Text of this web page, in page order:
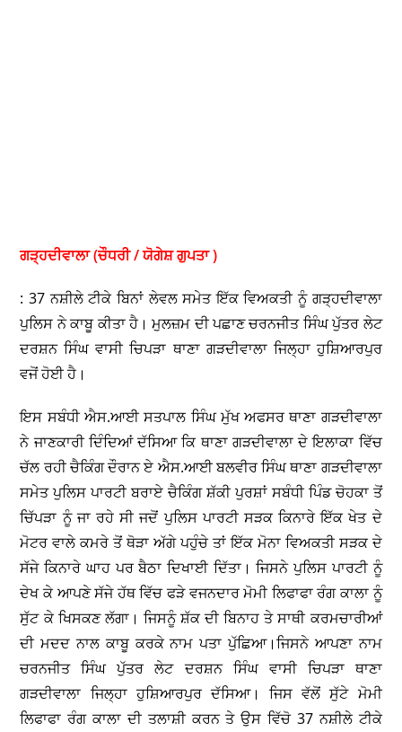
ਗੜ੍ਹਦੀਵਾਲਾ (ਚੌਧਰੀ / ਯੋਗੇਸ਼ ਗੁਪਤਾ )
: 37 ਨਸ਼ੀਲੇ ਟੀਕੇ ਬਿਨਾਂ ਲੇਵਲ ਸਮੇਤ ਇੱਕ ਵਿਅਕਤੀ ਨੂੰ ਗੜ੍ਹਦੀਵਾਲਾ
ਪੁਲਿਸ ਨੇ ਕਾਬੂ ਕੀਤਾ ਹੈ। ਮੁਲਜ਼ਮ ਦੀ ਪਛਾਣ ਚਰਨਜੀਤ ਸਿੰਘ ਪੁੱਤਰ ਲੇਟ
ਦਰਸ਼ਨ ਸਿੰਘ ਵਾਸੀ ਚਿਪੜਾ ਥਾਣਾ ਗੜਦੀਵਾਲਾ ਜਿਲ੍ਹਾ ਹੁਸ਼ਿਆਰਪੁਰ
ਵਜੋਂ ਹੋਈ ਹੈ।
ਇਸ ਸਬੰਧੀ ਐਸ.ਆਈ ਸਤਪਾਲ ਸਿੰਘ ਮੁੱਖ ਅਫਸਰ ਥਾਣਾ ਗੜਦੀਵਾਲਾ
ਨੇ ਜਾਣਕਾਰੀ ਦਿੰਦਿਆਂ ਦੱਸਿਆ ਕਿ ਥਾਣਾ ਗੜਦੀਵਾਲਾ ਦੇ ਇਲਾਕਾ ਵਿੱਚ
ਚੱਲ ਰਹੀ ਚੈਕਿੰਗ ਦੌਰਾਨ ਏ ਐਸ.ਆਈ ਬਲਵੀਰ ਸਿੰਘ ਥਾਣਾ ਗੜਦੀਵਾਲਾ
ਸਮੇਤ ਪੁਲਿਸ ਪਾਰਟੀ ਬਰਾਏ ਚੈਕਿੰਗ ਸ਼ੱਕੀ ਪੁਰਸ਼ਾਂ ਸਬੰਧੀ ਪਿੰਡ ਚੋਹਕਾ ਤੋਂ
ਚਿੱਪੜਾ ਨੂੰ ਜਾ ਰਹੇ ਸੀ ਜਦੋਂ ਪੁਲਿਸ ਪਾਰਟੀ ਸੜਕ ਕਿਨਾਰੇ ਇੱਕ ਖੇਤ ਦੇ
ਮੋਟਰ ਵਾਲੇ ਕਮਰੇ ਤੋਂ ਥੋੜਾ ਅੱਗੇ ਪਹੁੰਚੇ ਤਾਂ ਇੱਕ ਮੋਨਾ ਵਿਅਕਤੀ ਸੜਕ ਦੇ
ਸੱਜੇ ਕਿਨਾਰੇ ਘਾਹ ਪਰ ਬੈਠਾ ਦਿਖਾਈ ਦਿੱਤਾ। ਜਿਸਨੇ ਪੁਲਿਸ ਪਾਰਟੀ ਨੂੰ
ਦੇਖ ਕੇ ਆਪਣੇ ਸੱਜੇ ਹੱਥ ਵਿੱਚ ਫੜੇ ਵਜਨਦਾਰ ਮੋਮੀ ਲਿਫਾਫਾ ਰੰਗ ਕਾਲਾ ਨੂੰ
ਸੁੱਟ ਕੇ ਖਿਸਕਣ ਲੱਗਾ। ਜਿਸਨੂੰ ਸ਼ੱਕ ਦੀ ਬਿਨਾਹ ਤੇ ਸਾਥੀ ਕਰਮਚਾਰੀਆਂ
ਦੀ ਮਦਦ ਨਾਲ ਕਾਬੂ ਕਰਕੇ ਨਾਮ ਪਤਾ ਪੁੱਛਿਆ।ਜਿਸਨੇ ਆਪਣਾ ਨਾਮ
ਚਰਨਜੀਤ ਸਿੰਘ ਪੁੱਤਰ ਲੇਟ ਦਰਸ਼ਨ ਸਿੰਘ ਵਾਸੀ ਚਿਪੜਾ ਥਾਣਾ
ਗੜਦੀਵਾਲਾ ਜਿਲ੍ਹਾ ਹੁਸ਼ਿਆਰਪੁਰ ਦੱਸਿਆ। ਜਿਸ ਵੱਲੋਂ ਸੁੱਟੇ ਮੋਮੀ
ਲਿਫਾਫਾ ਰੰਗ ਕਾਲਾ ਦੀ ਤਲਾਸ਼ੀ ਕਰਨ ਤੇ ਉਸ ਵਿੱਚੋ 37 ਨਸ਼ੀਲੇ ਟੀਕੇ